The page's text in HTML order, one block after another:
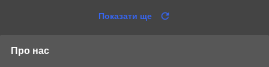
Показати ще
Про нас